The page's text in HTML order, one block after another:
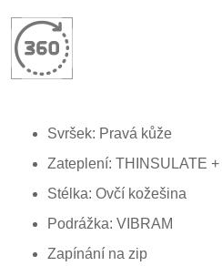
Svršek: Pravá kůže
Zateplení: THINSULATE
Stélka: Ovčí kožešina
Podrážka: VIBRAM
Zapínání na zip